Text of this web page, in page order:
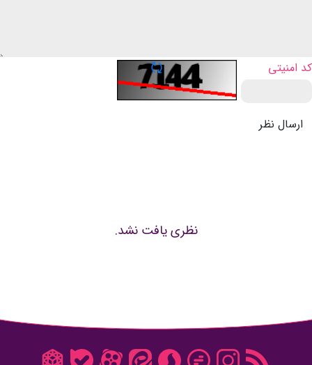
تازه سازی CAPTCHA کد امنیتی
ارسال نظر
نظری یافت نشد.